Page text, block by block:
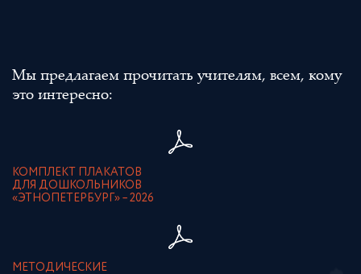
Мы предлагаем прочитать учителям, всем, кому
это интересно:
КОМПЛЕКТ ПЛАКАТОВ
ДЛЯ ДОШКОЛЬНИКОВ
«ЭТНОПЕТЕРБУРГ» – 2026
МЕТОДИЧЕСКИЕ